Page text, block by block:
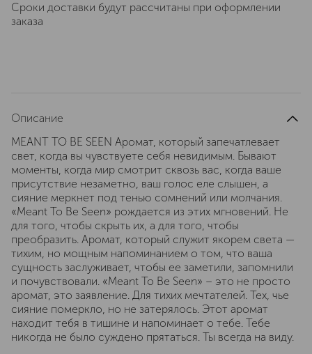
Сроки доставки будут рассчитаны при оформлении
заказа
Описание
MEANT TO BE SEEN Аромат, который запечатлевает
свет, когда вы чувствуете себя невидимым. Бывают
моменты, когда мир смотрит сквозь вас, когда ваше
присутствие незаметно, ваш голос еле слышен, а
сияние меркнет под тенью сомнений или молчания.
«Meant To Be Seen» рождается из этих мгновений. Не
для того, чтобы скрыть их, а для того, чтобы
преобразить. Аромат, который служит якорем света —
тихим, но мощным напоминанием о том, что ваша
сущность заслуживает, чтобы ее заметили, запомнили
и почувствовали. «Meant To Be Seen» – это не просто
аромат, это заявление. Для тихих мечтателей. Тех, чье
сияние померкло, но не затерялось. Этот аромат
находит тебя в тишине и напоминает о тебе. Тебе
никогда не было суждено прятаться. Ты всегда на виду.